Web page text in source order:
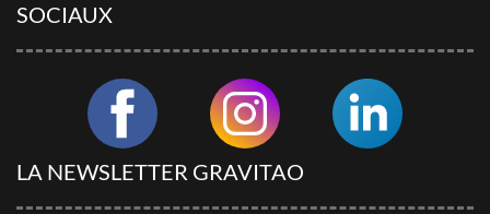
SOCIAUX
LA NEWSLETTER GRAVITAO